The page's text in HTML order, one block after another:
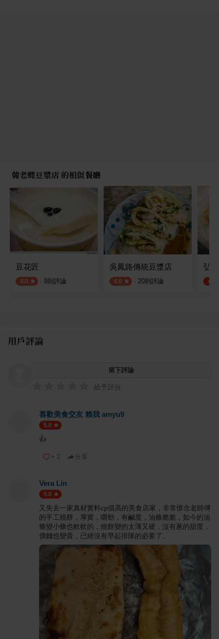
韓老蝶豆漿店 的相似餐廳
豆花匠
4.0 · 9則評論
吳鳳路傳統豆漿店
4.0 · 20則評論
弘
4.6
用戶評論
留下評論
給予評分
喜歡美食交友 賴我 amyu9
5.0
👍
+ 2 分享
Vera Lin
5.0
又失去一家真材實料cp值高的美食店家，非常懷念老師傅
的手工燒餅，厚實，嚼勁，有鹹度，油條脆脆，如今的油
條變小條也軟軟的，燒餅變的太薄又硬，沒有蔥的甜度，
價錢也變貴，已經沒有早起排隊的必要了。